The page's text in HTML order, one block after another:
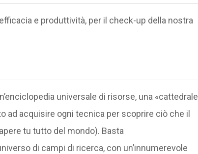
e produttività, per il check-up della nostra
universale di risorse, una «cattedrale
ad acquisire ogni tecnica per scoprire ciò che il
tu tutto del mondo). Basta
di campi di ricerca, con un’innumerevole